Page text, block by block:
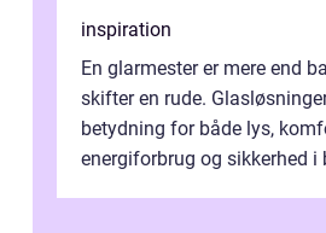
inspiration
En glarmester er mere end
skifter en rude.
betydning for både lys,
energiforbrug og sikkerhed i